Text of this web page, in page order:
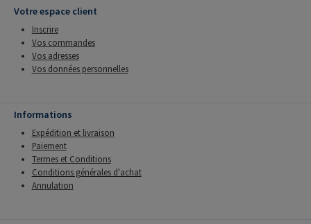
Votre espace client
Inscrire
Vos commandes
Vos adresses
Vos données personnelles
Informations
Expédition et livraison
Paiement
Termes et Conditions
Conditions générales d'achat
Annulation